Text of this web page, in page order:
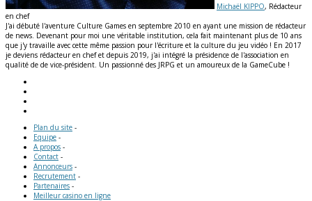
Michaël KIPPO, Rédacteur
en chef
J'ai débuté l'aventure Culture Games en septembre 2010 en ayant une mission de rédacteur
de news. Devenant pour moi une véritable institution, cela fait maintenant plus de 10 ans
que j'y travaille avec cette même passion pour l'écriture et la culture du jeu vidéo ! En 2017
je deviens rédacteur en chef et depuis 2019, j'ai intégré la présidence de l'association en
qualité de de vice-président. Un passionné des JRPG et un amoureux de la GameCube !
Plan du site -
Equipe -
A propos -
Contact -
Annonceurs -
Recrutement -
Partenaires -
Meilleur casino en ligne